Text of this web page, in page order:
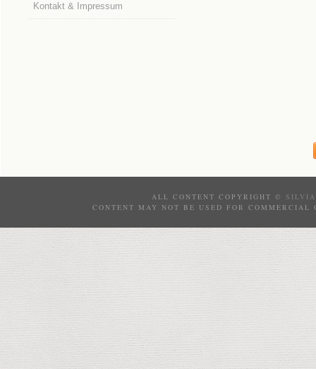
Kontakt & Impressum
ALL CONTENT COPYRIGHT ©
CONTENT MAY NOT BE USED FOR COMMERCIAL